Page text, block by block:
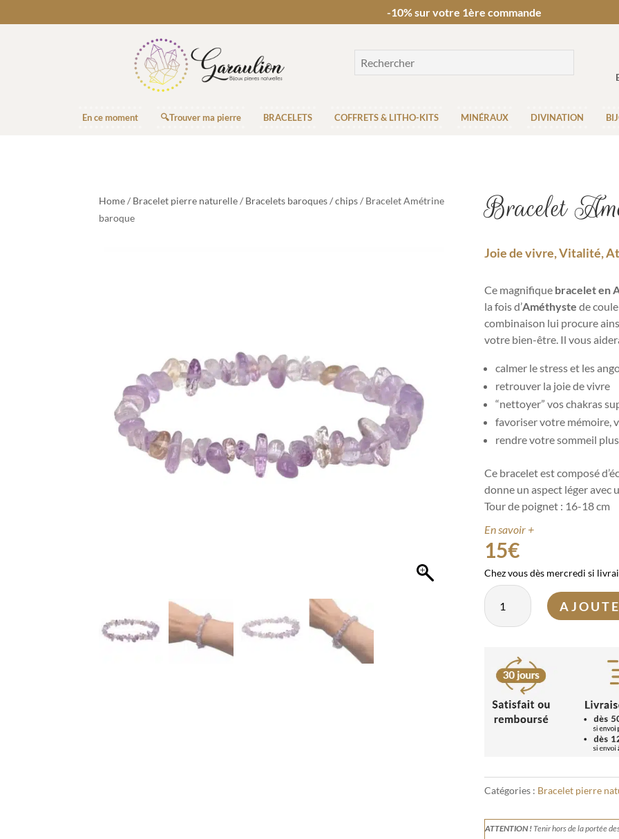
-10% sur votre 1ère commande
En ce moment 🔍Trouver ma pierre BRACELETS COFFRETS & LITHO-KITS MINÉRAUX DIVINATION
Home/ Bracelet pierre naturelle/ Bracelets baroques / chips/ Bracelet Amétrine
baroque
Bracelet
Joie de vivre, Vitalité,
Ce magnifique bracelet en
la fois d’Améthyste de
combinaison lui procure
votre bien-être. Il vous
calmer le stress et les
retrouver la joie de vivre
“nettoyer” vos chakras
favoriser votre mémoire,
rendre votre sommeil
Ce bracelet est composé
donne un aspect léger avec
Tour de poignet : 16-18 cm
En savoir +
15€
Chez vous dès mercredi si
quantité
Bracelet
baroque
Catégories : Bracelet pierre
ATTENTION !Tenirhors de la portée